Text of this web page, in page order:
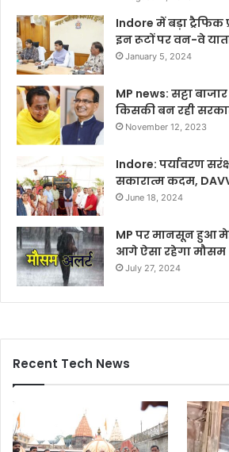
Indore में बड़ा ट्रैफिक
इन रूटों पर वन-वे
January 5, 2024
MP news: सट्टा
किसकी बन रही
November 12, 2023
Indore: पर्यावरण
सकारात्म कदम,
June 18, 2024
MP पर मानसून हुआ
आगे ऐसा रहेगा मौसम
July 27, 2024
Recent Tech News